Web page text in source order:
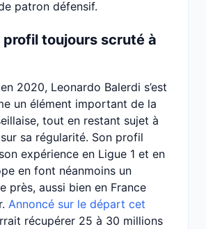
patron défensif.
profil toujours scruté à
2020, Leonardo Balerdi s’est
un élément important de la
tout en restant sujet à
sa régularité. Son profil
expérience en Ligue 1 et en
en font néanmoins un
près, aussi bien en France
Annoncé sur le départ cet
récupérer 25 à 30 millions